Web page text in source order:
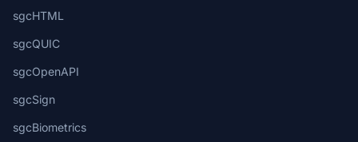
sgcHTML
sgcQUIC
sgcOpenAPI
sgcSign
sgcBiometrics